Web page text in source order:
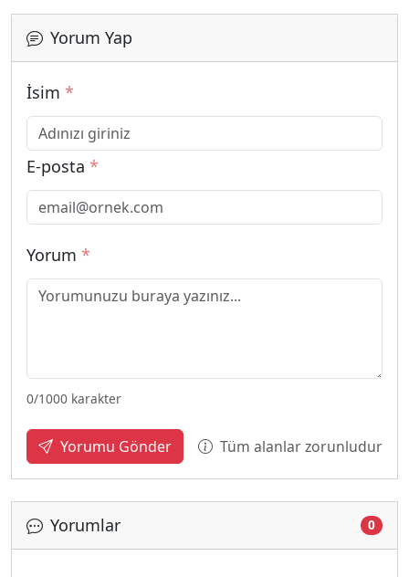
Yorum Yap
İsim *
E-posta *
Yorum *
0/1000 karakter
Yorumu Gönder Tüm alanlar zorunludur
Yorumlar 0